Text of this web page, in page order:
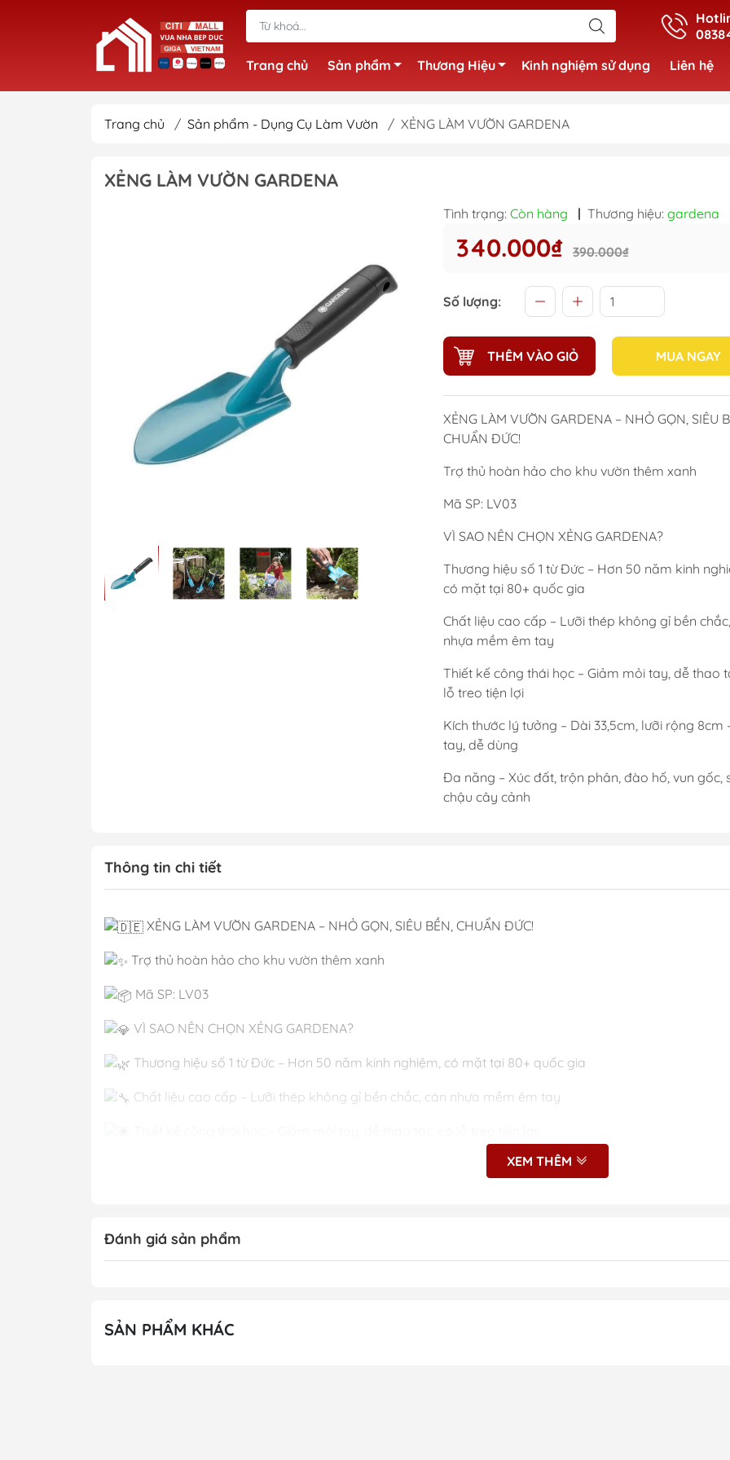
Trang chủ
Sản phẩm Thương Hiệu Kinh nghiệm sử dụng Liên hệ
Trang chủ / Sản phẩm - Dụng Cụ Làm Vườn / XẺNG LÀM VƯỜN GARDENA
XẺNG LÀM VƯỜN GARDENA
Tình trạng: Còn hàng | Thương hiệu: gardena
340.000₫ 390.000₫
Số lượng:
THÊM VÀO GIỎ MUA NGAY
XẺNG LÀM VƯỜN GARDENA – NHỎ GỌN, SIÊU
CHUẨN ĐỨC!
Trợ thủ hoàn hảo cho khu vườn thêm xanh
Mã SP: LV03
VÌ SAO NÊN CHỌN XẺNG GARDENA?
Thương hiệu số 1 từ Đức – Hơn 50 năm kinh
có mặt tại 80+ quốc gia
Chất liệu cao cấp – Lưỡi thép không gỉ bền
nhựa mềm êm tay
Thiết kế công thái học – Giảm mỏi tay, dễ thao
lỗ treo tiện lợi
Kích thước lý tưởng – Dài 33,5cm, lưỡi rộng 8cm
tay, dễ dùng
Đa năng – Xúc đất, trộn phân, đào hố, vun gốc,
chậu cây cảnh
Thông tin chi tiết
XẺNG LÀM VƯỜN GARDENA – NHỎ GỌN, SIÊU BỀN, CHUẨN ĐỨC!
Trợ thủ hoàn hảo cho khu vườn thêm xanh
Mã SP: LV03
VÌ SAO NÊN CHỌN XẺNG GARDENA?
Thương hiệu số 1 từ Đức – Hơn 50 năm kinh nghiệm, có mặt tại 80+ quốc gia
Chất liệu cao cấp – Lưỡi thép không gỉ bền chắc, cán nhựa mềm êm tay
Kích thước lý tưởng – Dài 33,5cm, lưỡi rộng 8cm – vừa tay, dễ dùngXEM THÊM
Đánh giá sản phẩm
SẢN PHẨM KHÁC